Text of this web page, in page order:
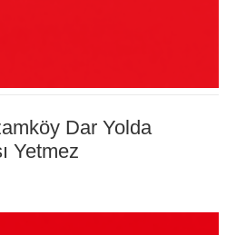
Dar Yolda
Yetmez